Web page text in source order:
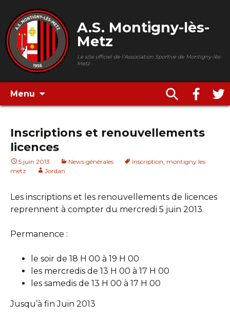
A.S. Montigny-lès-
Metz
Le site officiel de l'Association Sportive de Montigny-lès-
Metz
Menu
Inscriptions et renouvellements
licences
5 juin 2013 News générales inscription, montigny les
metz
Jordan
Les inscriptions et les renouvellements de licences
reprennent à compter du mercredi 5 juin 2013.
Permanence :
le soir de 18 H 00 à 19 H 00
les mercredis de 13 H 00 à 17 H 00
les samedis de 13 H 00 à 17 H 00
Jusqu’à fin Juin 2013